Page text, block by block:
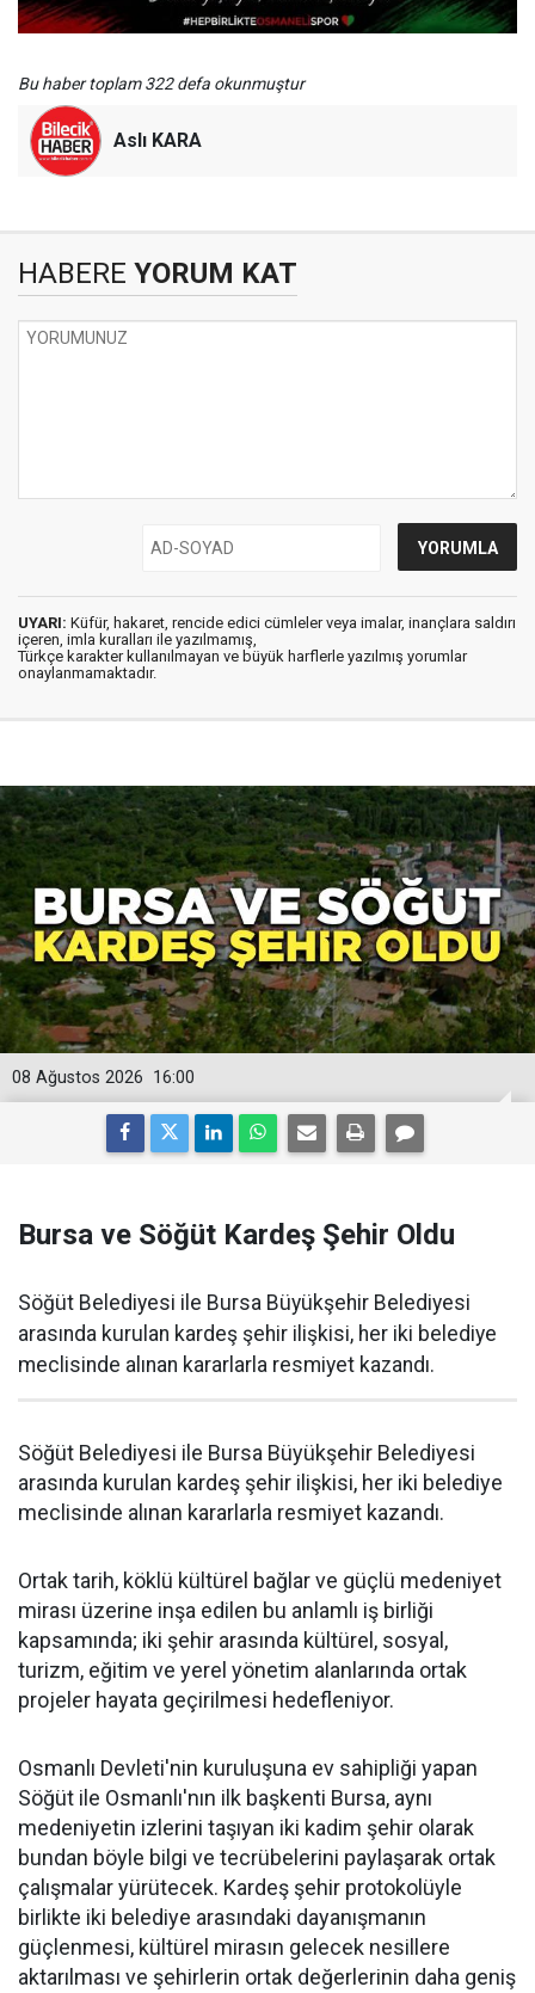
Bu haber toplam 322 defa okunmuştur
Aslı KARA
HABERE YORUM KAT
UYARI: Küfür, hakaret, rencide edici cümleler veya imalar, inançlara saldırı
içeren, imla kuralları ile yazılmamış,
Türkçe karakter kullanılmayan ve büyük harflerle yazılmış yorumlar
onaylanmamaktadır.
16:00
08 Ağustos 2026
Bursa ve Söğüt Kardeş Şehir Oldu
Söğüt Belediyesi ile Bursa Büyükşehir Belediyesi
arasında kurulan kardeş şehir ilişkisi, her iki belediye
meclisinde alınan kararlarla resmiyet kazandı.
Söğüt Belediyesi ile Bursa Büyükşehir Belediyesi
arasında kurulan kardeş şehir ilişkisi, her iki belediye
meclisinde alınan kararlarla resmiyet kazandı.
Ortak tarih, köklü kültürel bağlar ve güçlü medeniyet
mirası üzerine inşa edilen bu anlamlı iş birliği
kapsamında; iki şehir arasında kültürel, sosyal,
turizm, eğitim ve yerel yönetim alanlarında ortak
projeler hayata geçirilmesi hedefleniyor.
Osmanlı Devleti'nin kuruluşuna ev sahipliği yapan
Söğüt ile Osmanlı'nın ilk başkenti Bursa, aynı
medeniyetin izlerini taşıyan iki kadim şehir olarak
bundan böyle bilgi ve tecrübelerini paylaşarak ortak
çalışmalar yürütecek. Kardeş şehir protokolüyle
birlikte iki belediye arasındaki dayanışmanın
güçlenmesi, kültürel mirasın gelecek nesillere
aktarılması ve şehirlerin ortak değerlerinin daha geniş